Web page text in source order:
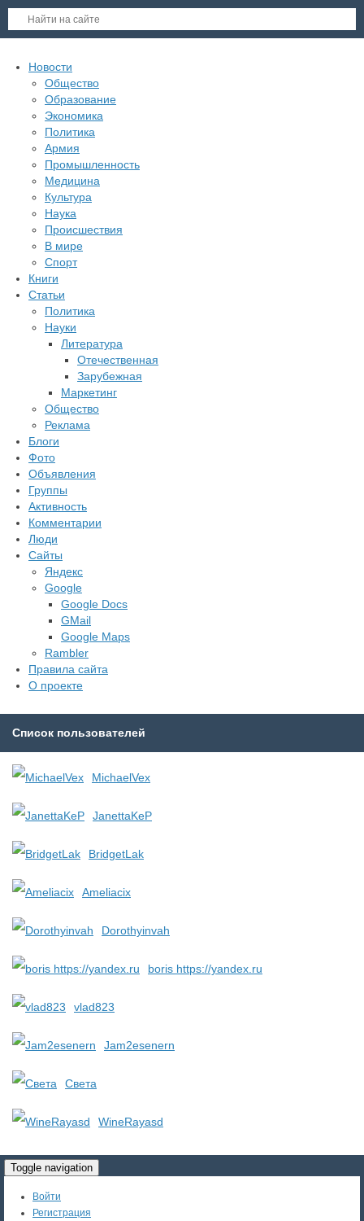
Новости
Общество
Образование
Экономика
Политика
Армия
Промышленность
Медицина
Культура
Наука
Происшествия
В мире
Спорт
Книги
Статьи
Политика
Науки
Литература
Отечественная
Зарубежная
Маркетинг
Общество
Реклама
Блоги
Фото
Объявления
Группы
Активность
Комментарии
Люди
Сайты
Яндекс
Google
Google Docs
GMail
Google Maps
Rambler
Правила сайта
О проекте
Список пользователей
MichaelVex
JanettaKeP
BridgetLak
Ameliacix
Dorothyinvah
boris https://yandex.ru
vlad823
Jam2esenern
Света
WineRayasd
Toggle navigation
Войти
Регистрация